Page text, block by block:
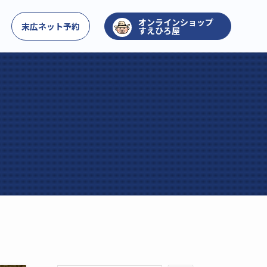
問い合わせ
末広ネット予約 すえひろ屋